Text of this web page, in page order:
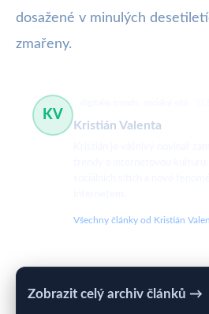
dosažené v minulých
zmařeny.
KV
Kristián Valenta
Všechny články od Kristián
Zobrazit celý archiv článků →